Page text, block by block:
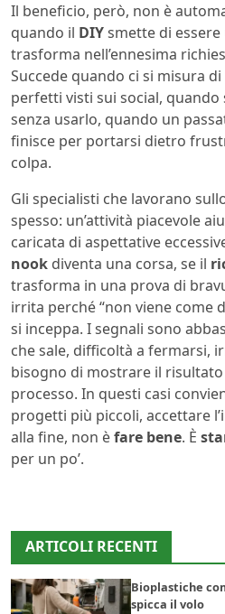
Il beneficio, però, non è
quando il DIYsmette di
trasforma nell’ennesima
Succede quando ci si misura
perfetti visti sui social,
senza usarlo, quando un
finisce per portarsi dietro
colpa.
Gli specialisti che lavorano
spesso: un’attività piacevole
caricata di aspettative
nook diventa una corsa, se il
trasforma in una prova di
irrita perché “non viene come
si inceppa. I segnali sono
che sale, difficoltà a fermarsi,
bisogno di mostrare il risultato
processo. In questi casi
progetti più piccoli, accettare
alla fine, non èfare bene. È
per un po’.
ARTICOLI RECENTI
Bioplastiche
spicca il volo